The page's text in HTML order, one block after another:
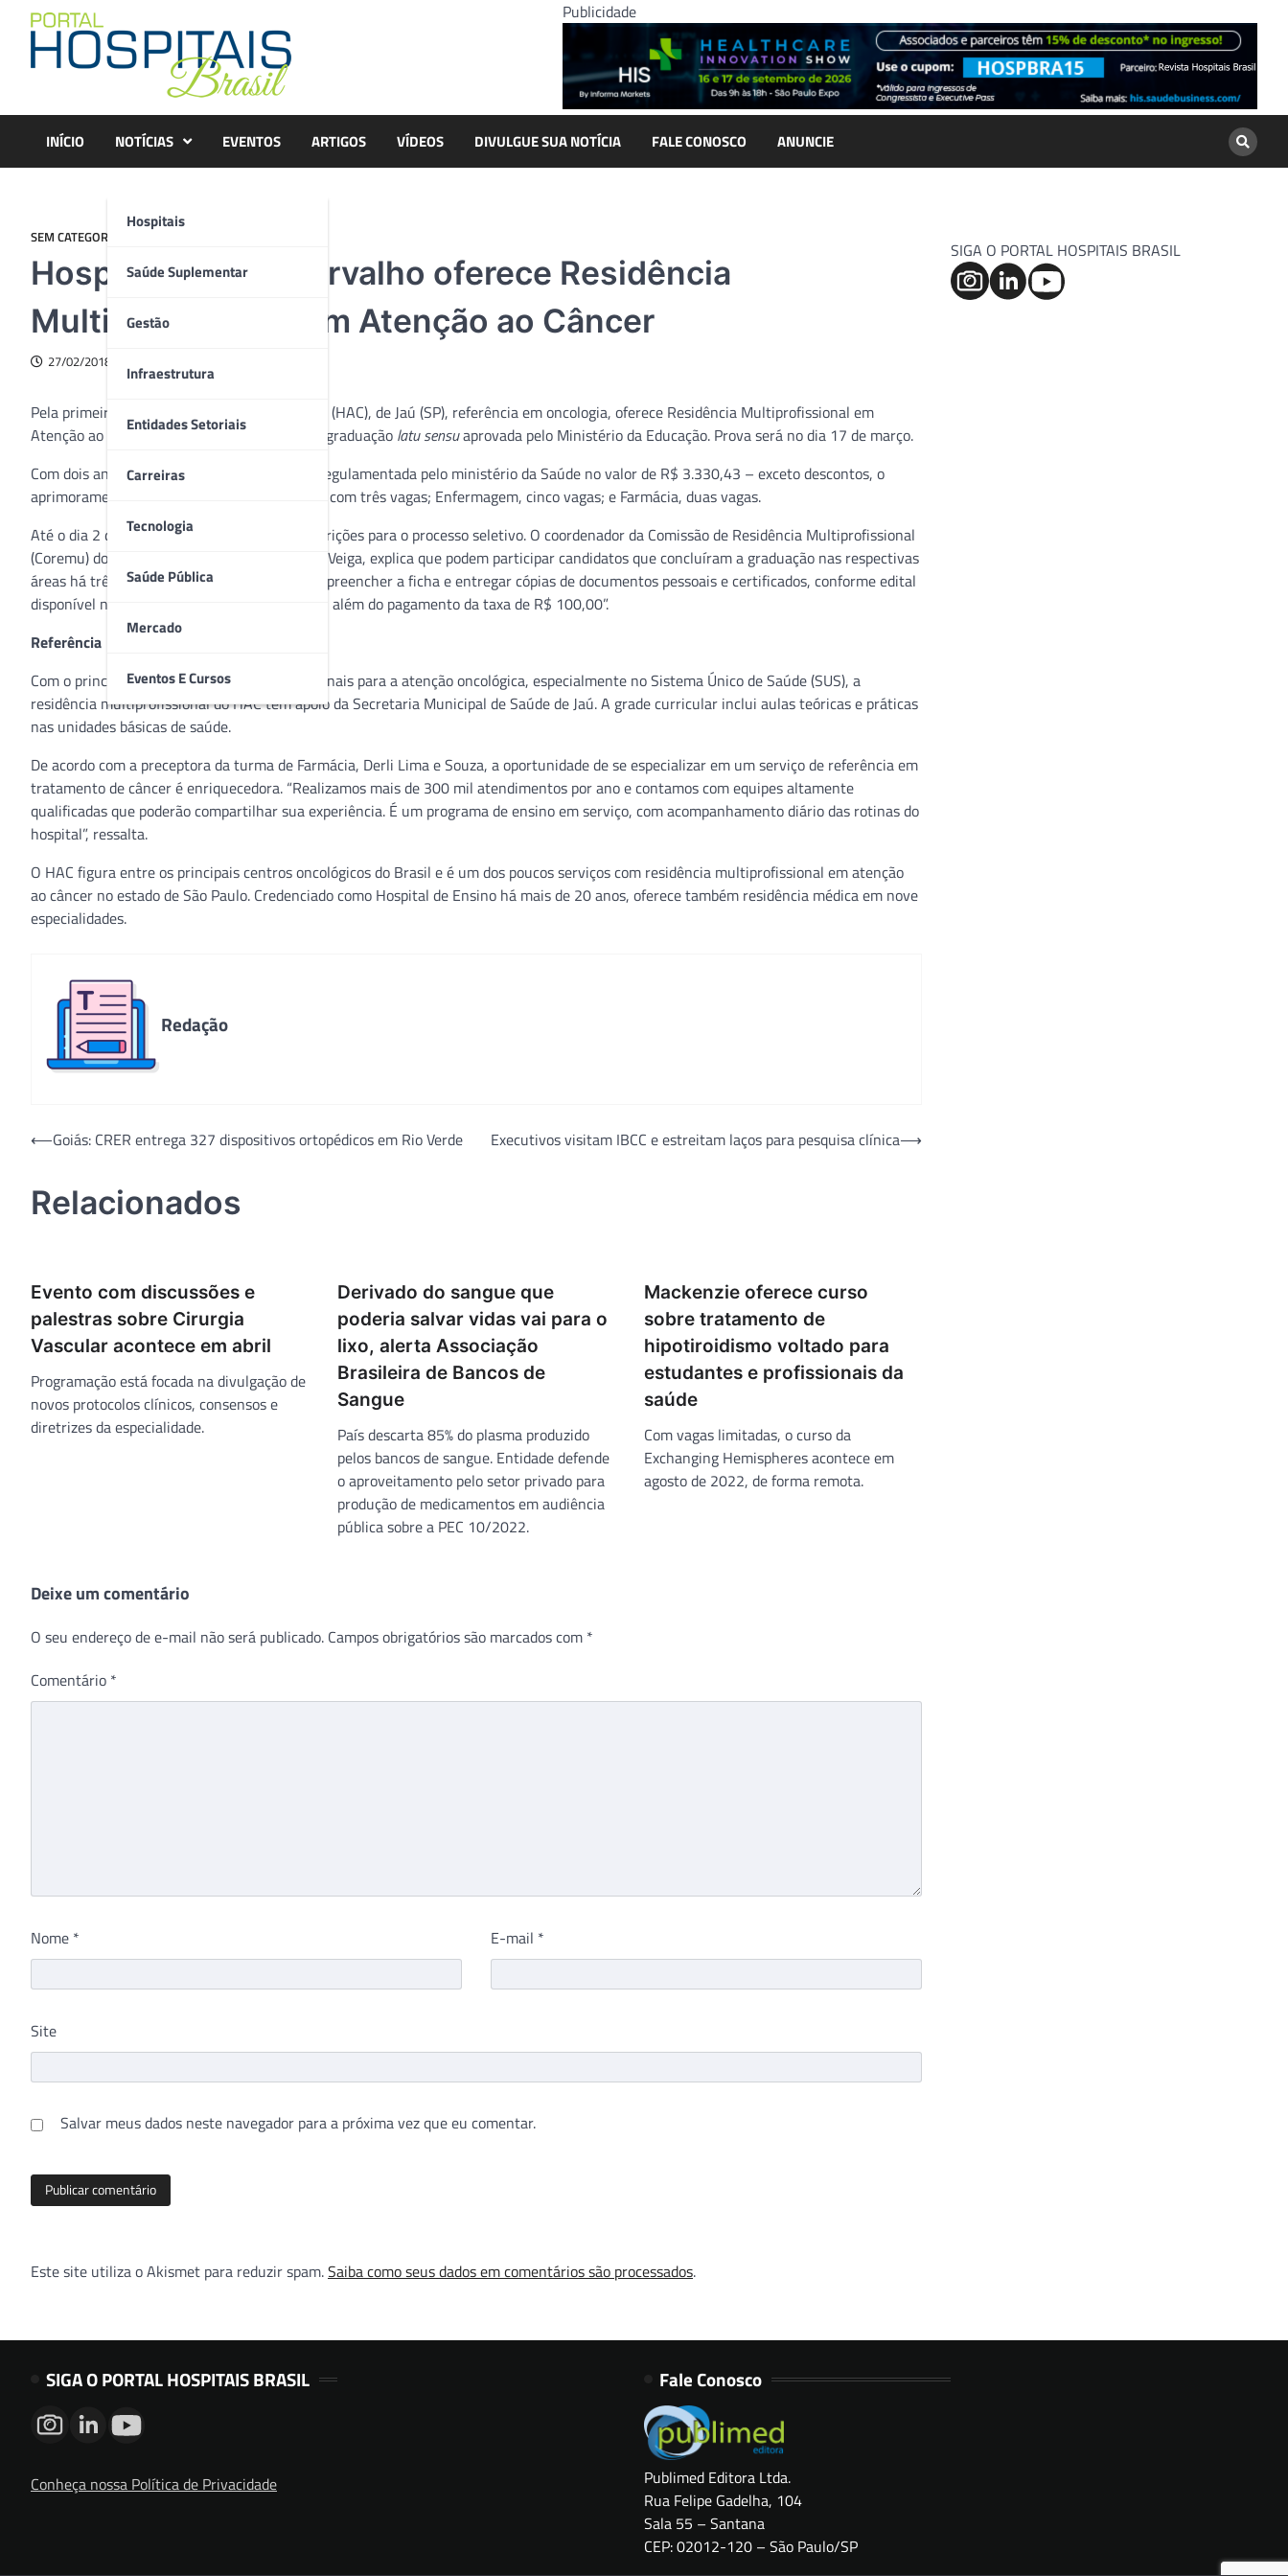
content
Publicidade
INÍCIO NOTÍCIAS
Hospitais
Saúde Suplementar
Gestão
Infraestrutura
Entidades Setoriais
Carreiras
Tecnologia
Saúde Pública
Mercado
Eventos E Cursos
EVENTOS ARTIGOS VÍDEOS DIVULGUE SUA NOTÍCIA FALE CONOSCO ANUNCIE
SEM CATEGORIA
Hospital Amaral Carvalho oferece Residência
Multiprofissional em Atenção ao Câncer
27/02/2018
Pela primeira vez, o Hospital Amaral Carvalho (HAC), de Jaú (SP), referência em oncologia, oferece Residência Multiprofissional em
Atenção ao Câncer. São dez vagas para a pós-graduação latu sensuaprovada pelo Ministério da Educação. Prova será no dia 17 de março.
Com dois anos de duração e bolsa de estudo regulamentada pelo ministério da Saúde no valor de R$ 3.330,43 – exceto descontos, o
aprimoramento tem três programas: Biologia, com três vagas; Enfermagem, cinco vagas; e Farmácia, duas vagas.
Até o dia 2 de março o hospital recebe as inscrições para o processo seletivo. O coordenador da Comissão de Residência Multiprofissional
(Coremu) do HAC, Alessandro Gabriel Macedo Veiga, explica que podem participar candidatos que concluíram a graduação nas respectivas
áreas há três anos, no máximo. “É necessário preencher a ficha e entregar cópias de documentos pessoais e certificados, conforme edital
disponível no site
, além do pagamento da taxa de R$ 100,00”.
Referência
Com o principal objetivo de capacitar profissionais para a atenção oncológica, especialmente no Sistema Único de Saúde (SUS), a
residência multiprofissional do HAC tem apoio da Secretaria Municipal de Saúde de Jaú. A grade curricular inclui aulas teóricas e práticas
nas unidades básicas de saúde.
De acordo com a preceptora da turma de Farmácia, Derli Lima e Souza, a oportunidade de se especializar em um serviço de referência em
tratamento de câncer é enriquecedora. “Realizamos mais de 300 mil atendimentos por ano e contamos com equipes altamente
qualificadas que poderão compartilhar sua experiência. É um programa de ensino em serviço, com acompanhamento diário das rotinas do
hospital”, ressalta.
O HAC figura entre os principais centros oncológicos do Brasil e é um dos poucos serviços com residência multiprofissional em atenção
ao câncer no estado de São Paulo. Credenciado como Hospital de Ensino há mais de 20 anos, oferece também residência médica em nove
especialidades.
Redação
Navegação
Post
⟵Goiás: CRER entrega 327 dispositivos ortopédicos em Rio Verde Executivos visitam IBCC e estreitam laços para pesquisa clínica⟶
Relacionados
Evento com discussões e
palestras sobre Cirurgia
Vascular acontece em abril
Programação está focada na divulgação de
novos protocolos clínicos, consensos e
diretrizes da especialidade.
Derivado do sangue que
poderia salvar vidas vai para o
lixo, alerta Associação
Brasileira de Bancos de
Sangue
País descarta 85% do plasma produzido
pelos bancos de sangue. Entidade defende
o aproveitamento pelo setor privado para
produção de medicamentos em audiência
pública sobre a PEC 10/2022.
Mackenzie oferece curso
sobre tratamento de
hipotiroidismo voltado para
estudantes e profissionais da
saúde
Com vagas limitadas, o curso da
Exchanging Hemispheres acontece em
agosto de 2022, de forma remota.
Deixe um comentário
O seu endereço de e-mail não será publicado. Campos obrigatórios são marcados com *
Comentário *
Nome * E-mail *
Site
Salvar meus dados neste navegador para a próxima vez que eu comentar.
Este site utiliza o Akismet para reduzir spam.Saiba como seus dados em comentários são processados.
SIGA O PORTAL HOSPITAIS BRASIL
SIGA O PORTAL HOSPITAIS BRASIL
Conheça nossa Política de Privacidade
Fale Conosco
Publimed Editora Ltda.
Rua Felipe Gadelha, 104
Sala 55 – Santana
CEP: 02012-120 – São Paulo/SP